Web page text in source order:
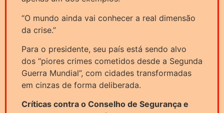
“O mundo ainda vai conhecer a real dimensão
da crise.”
Para o presidente, seu país está sendo alvo
dos “piores crimes cometidos desde a Segunda
Guerra Mundial”, com cidades transformadas
em cinzas de forma deliberada.
Críticas contra o Conselho de Segurança e